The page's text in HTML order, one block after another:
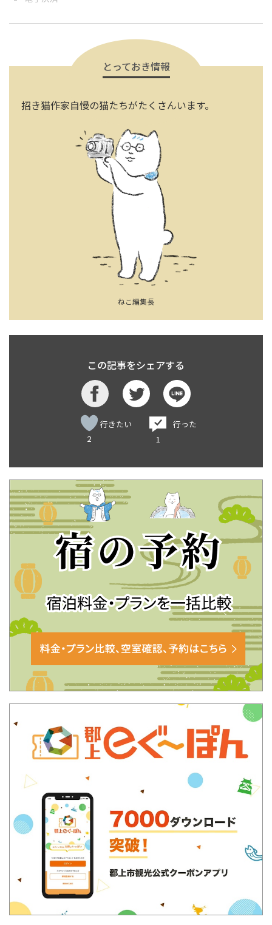
招き猫作家自慢の猫たちがたくさんいます。
ねこ編集長
とっておき情報
この記事をシェアする
2
行きたい
行った
1